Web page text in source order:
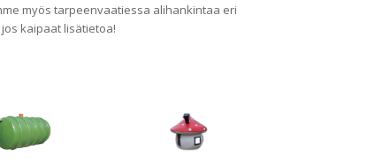
myös tarpeenvaatiessa alihankintaa eri
jos kaipaat lisätietoa!